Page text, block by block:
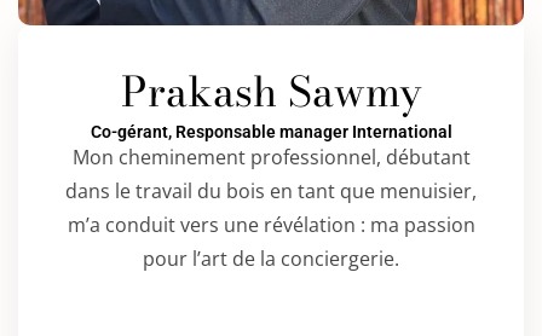
Prakash Sawmy
Co-gérant, Responsable manager International
Mon cheminement professionnel, débutant
dans le travail du bois en tant que menuisier,
m’a conduit vers une révélation : ma passion
pour l’art de la conciergerie.